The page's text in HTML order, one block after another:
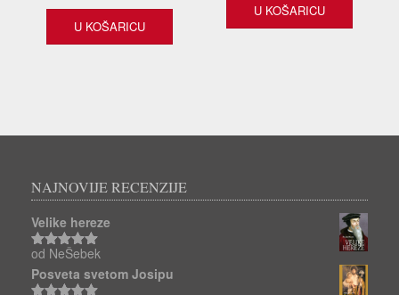
U KOŠARICU
U KOŠARICU
NAJNOVIJE RECENZIJE
Velike hereze
Ocjenjeno5
od 5
od NeŠebek
Posveta svetom Josipu